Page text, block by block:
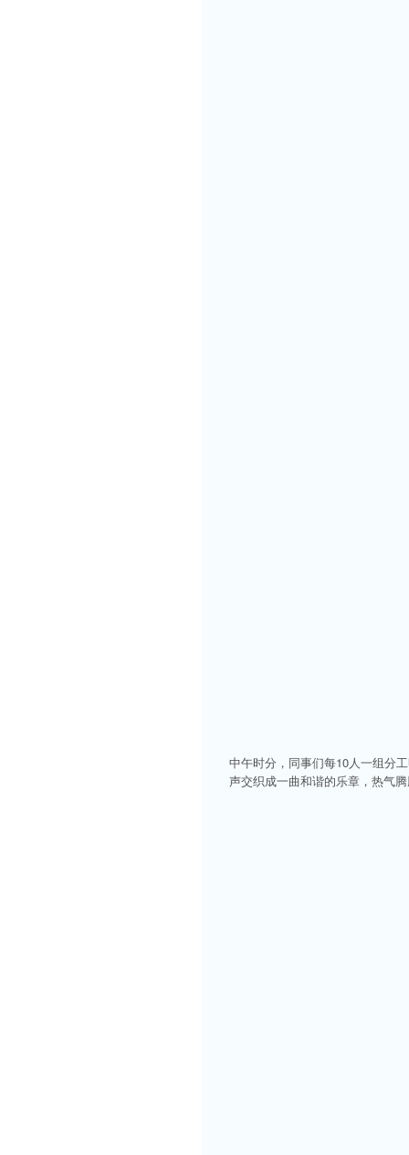
中午时分，同事们每10人一组分
声交织成一曲和谐的乐章，热气